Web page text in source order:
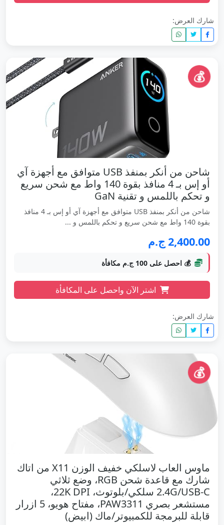
شارك العرض:
💰
شاحن من أنكر بمنفذ USB متوافق مع أجهزة آي
أو إس بـ 4 منافذ بقوة 140 واط مع شحن سريع
و تحكم باللمس و تقنية GaN
شاحن من أنكر بمنفذ USB متوافق مع أجهزة آي أو إس بـ 4 منافذ
بقوة 140 واط مع شحن سريع و تحكم باللمس و ...
2,400.00 ج.م
💰 احصل على 100 ج.م مكافأة
اشتر الآن واحصل على المكافأة
شارك العرض:
💰
ماوس العاب لاسلكي خفيف الوزن X11 من اتاك
شارك مع قاعدة شحن RGB، وضع ثلاثي
2.4G/USB-C سلكي/بلوتوث، 22K DPI،
مستشعر بصري PAW3311، مفتاح هويو، 5 ازرار
قابلة للبرمجة للكمبيوتر/ماك (ابيض)